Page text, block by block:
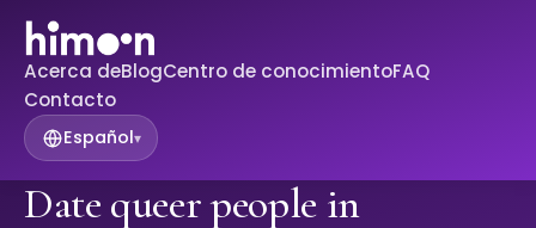
Acerca deBlogCentro de conocimientoFAQ
Contacto
Español▾
Date queer people in